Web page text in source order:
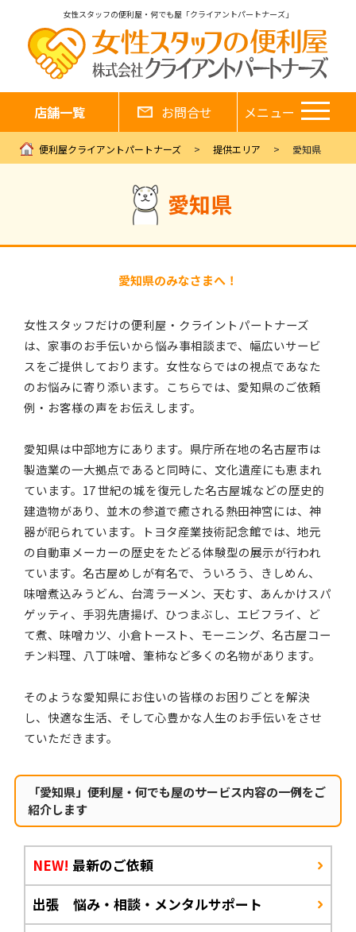
女性スタッフの便利屋・何でも屋「クライアントパートナーズ」
店舗一覧 お問合せ メニュー
便利屋クライアントパートナーズ 提供エリア 愛知県
愛知県
愛知県のみなさまへ！
女性スタッフだけの便利屋・クライントパートナーズ
は、家事のお手伝いから悩み事相談まで、幅広いサービ
スをご提供しております。女性ならではの視点であなた
のお悩みに寄り添います。こちらでは、愛知県のご依頼
例・お客様の声をお伝えします。
愛知県は中部地方にあります。県庁所在地の名古屋市は
製造業の一大拠点であると同時に、文化遺産にも恵まれ
ています。17 世紀の城を復元した名古屋城などの歴史的
建造物があり、並木の参道で癒される熱田神宮には、神
器が祀られています。トヨタ産業技術記念館では、地元
の自動車メーカーの歴史をたどる体験型の展示が行われ
ています。名古屋めしが有名で、ういろう、きしめん、
味噌煮込みうどん、台湾ラーメン、天むす、あんかけスパ
ゲッティ、手羽先唐揚げ、ひつまぶし、エビフライ、ど
て煮、味噌カツ、小倉トースト、モーニング、名古屋コー
チン料理、八丁味噌、筆柿など多くの名物があります。
そのような愛知県にお住いの皆様のお困りごとを解決
し、快適な生活、そして心豊かな人生のお手伝いをさせ
ていただきます。
「愛知県」便利屋・何でも屋のサービス内容の一例をご
紹介します
NEW! 最新のご依頼
出張 悩み・相談・メンタルサポート